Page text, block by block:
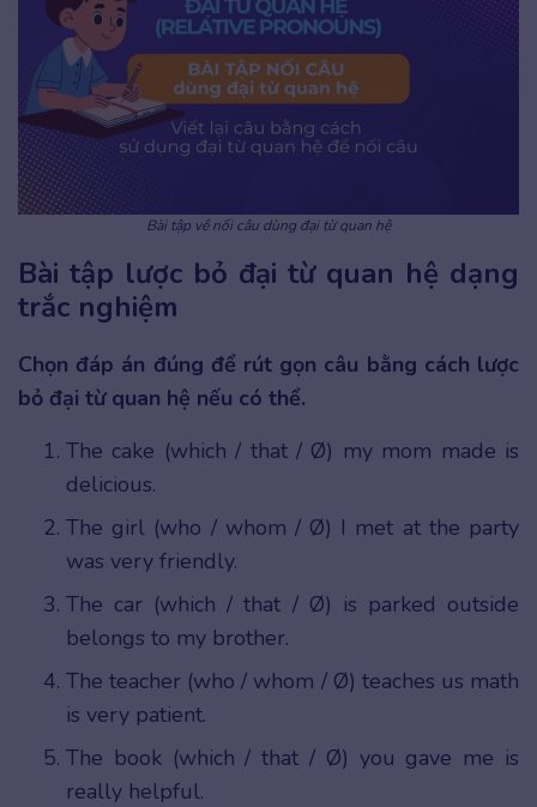
Bài tập về nối câu dùng đại từ quan hệ
Bài tập lược bỏ đại từ quan hệ dạng
trắc nghiệm
Chọn đáp án đúng để rút gọn câu bằng cách lược
bỏ đại từ quan hệ nếu có thể.
The cake (which / that / Ø) my mom made is
delicious.
The girl (who / whom / Ø) I met at the party
was very friendly.
The car (which / that / Ø) is parked outside
belongs to my brother.
The teacher (who / whom / Ø) teaches us math
is very patient.
The book (which / that / Ø) you gave me is
really helpful.